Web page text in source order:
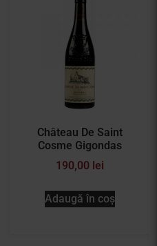
Château De Saint
Cosme Gigondas
190,00 lei
Adaugă în coș